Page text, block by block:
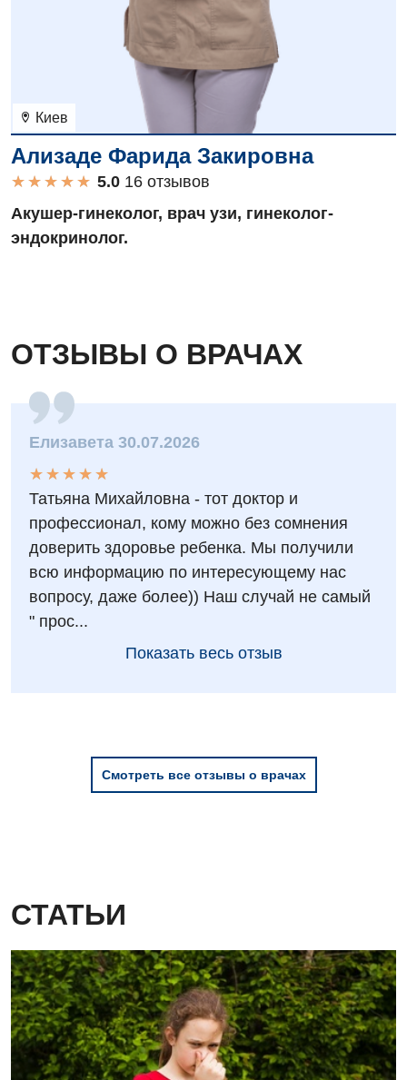
Детская урология
Детская хирургия
Детская эндокринология
Педиатрия
Киев
Ализаде Фарида Закировна
★
★
★
★
★
★ ★ ★ ★ ★
16 отзывов
Акушер-гинеколог, врач узи, гинеколог-
эндокринолог.
ОТЗЫВЫ О ВРАЧАХ
Елизавета 30.07.2026
★
★
★
★
★
★ ★ ★ ★ ★
Татьяна Михайловна - тот доктор и
профессионал, кому можно без сомнения
доверить здоровье ребенка. Мы получили
всю информацию по интересующему нас
вопросу, даже более)) Наш случай не самый
" прос...
Показать весь отзыв
Смотреть все отзывы о врачах
СТАТЬИ